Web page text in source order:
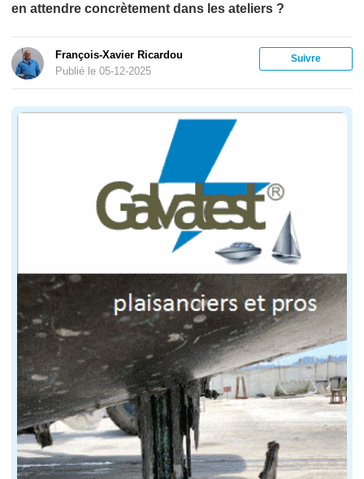
en attendre concrètement dans les ateliers ?
François-Xavier Ricardou
Publié le 05-12-2025
Suivre